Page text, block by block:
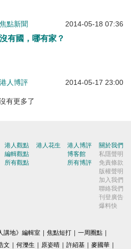
焦點新聞 2014-05-18 07:36
沒有國，哪有家？
港人博評 2014-05-17 23:00
有更多了
港人觀點
編輯觀點
所有觀點
港人花生
港人博評
博客館
所有博評
關於我們
私隱聲明
免責條款
版權聲明
加入我們
聯絡我們
刊登廣告
爆料快
講地》編輯室 | 焦點短打 | 一周圈點 |
文 | 何濼生 | 原姿晴 | 許紹基 | 麥國華 |